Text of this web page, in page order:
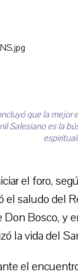
que la mejor
Salesiano es la
el foro,
el saludo del
Don Bosco, y
la vida del
el